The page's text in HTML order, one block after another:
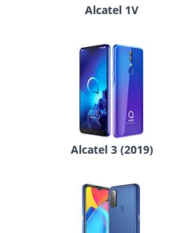
Alcatel 1V
Alcatel 3 (2019)